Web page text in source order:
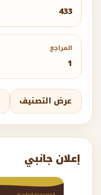
433
المراجع
1
عرض التصنيف
إعلان جانبي